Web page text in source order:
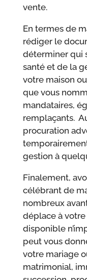
vente.
En termes de
rédiger le
déterminer qui
santé et de la
votre maison
que vous
mandataires,
remplaçants.
procuration
gestion à
Finalement,
célébrant de
nombreux
déplace à votre
disponible
peut vous
votre mariage
matrimonial,